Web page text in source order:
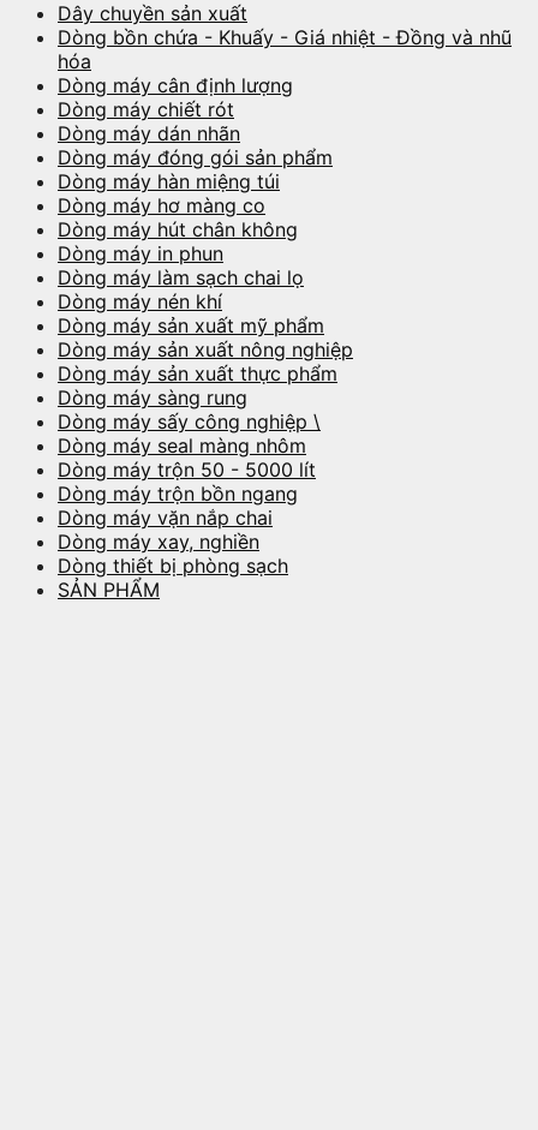
Dây chuyền sản xuất
Dòng bồn chứa - Khuấy - Giá nhiệt - Đồng và nhũ
hóa
Dòng máy cân định lượng
Dòng máy chiết rót
Dòng máy dán nhãn
Dòng máy đóng gói sản phẩm
Dòng máy hàn miệng túi
Dòng máy hơ màng co
Dòng máy hút chân không
Dòng máy in phun
Dòng máy làm sạch chai lọ
Dòng máy nén khí
Dòng máy sản xuất mỹ phẩm
Dòng máy sản xuất nông nghiệp
Dòng máy sản xuất thực phẩm
Dòng máy sàng rung
Dòng máy sấy công nghiệp \
Dòng máy seal màng nhôm
Dòng máy trộn 50 - 5000 lít
Dòng máy trộn bồn ngang
Dòng máy vặn nắp chai
Dòng máy xay, nghiền
Dòng thiết bị phòng sạch
SẢN PHẨM